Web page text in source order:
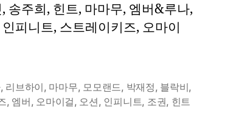
송주희, 힌트, 마마무, 엠버&루나,
피니트, 스트레이키즈, 오마이
, 리브하이, 마마무, 모모랜드, 박재정, 블락비,
, 엠버, 오마이걸, 오션, 인피니트, 조권, 힌트